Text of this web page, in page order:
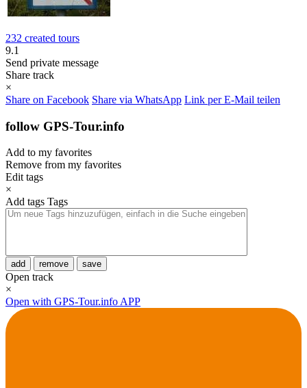
232 created tours
9.1
Send private message
Share track
×
Share on Facebook Share via WhatsApp Link per E-Mail teilen
follow GPS-Tour.info
Add to my favorites
Remove from my favorites
Edit tags
×
Add tags Tags
add remove save
Open track
×
Open with GPS-Tour.info APP